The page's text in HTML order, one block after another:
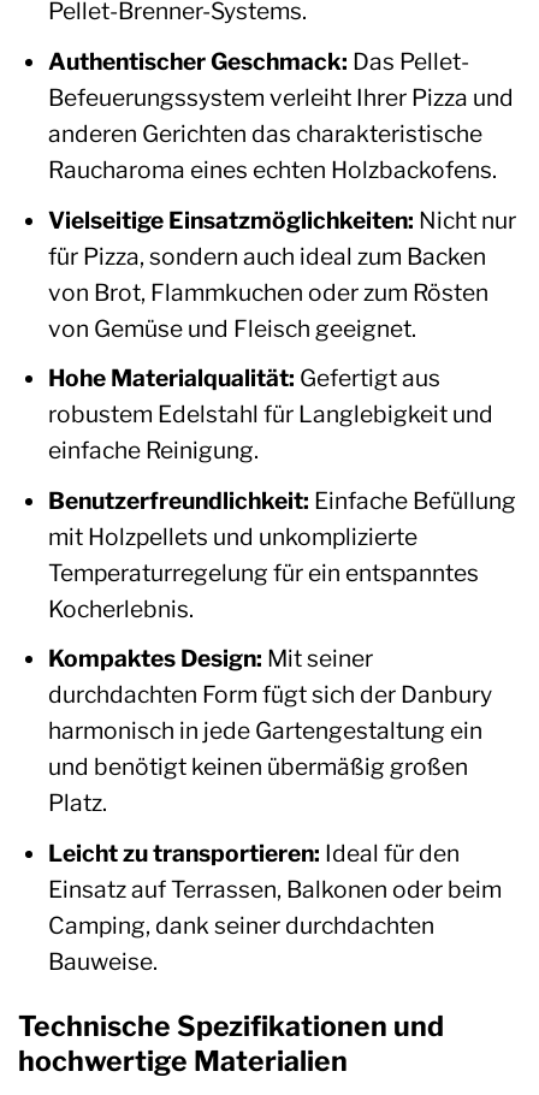
Pellet-Brenner-Systems.
Authentischer Geschmack: Das Pellet-
Befeuerungssystem verleiht Ihrer Pizza und
anderen Gerichten das charakteristische
Raucharoma eines echten Holzbackofens.
Vielseitige Einsatzmöglichkeiten: Nicht nur
für Pizza, sondern auch ideal zum Backen
von Brot, Flammkuchen oder zum Rösten
von Gemüse und Fleisch geeignet.
Hohe Materialqualität: Gefertigt aus
robustem Edelstahl für Langlebigkeit und
einfache Reinigung.
Benutzerfreundlichkeit: Einfache Befüllung
mit Holzpellets und unkomplizierte
Temperaturregelung für ein entspanntes
Kocherlebnis.
Kompaktes Design: Mit seiner
durchdachten Form fügt sich der Danbury
harmonisch in jede Gartengestaltung ein
und benötigt keinen übermäßig großen
Platz.
Leicht zu transportieren: Ideal für den
Einsatz auf Terrassen, Balkonen oder beim
Camping, dank seiner durchdachten
Bauweise.
Technische Spezifikationen und
hochwertige Materialien